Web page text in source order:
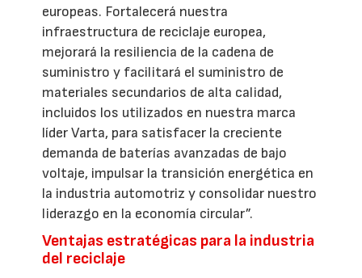
europeas. Fortalecerá nuestra
infraestructura de reciclaje europea,
mejorará la resiliencia de la cadena de
suministro y facilitará el suministro de
materiales secundarios de alta calidad,
incluidos los utilizados en nuestra marca
líder Varta, para satisfacer la creciente
demanda de baterías avanzadas de bajo
voltaje, impulsar la transición energética en
la industria automotriz y consolidar nuestro
liderazgo en la economía circular”.
Ventajas estratégicas para la industria
del reciclaje